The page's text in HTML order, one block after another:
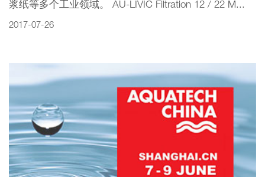
浆纸等多个工业领域。 AU-LIVIC Filtration 12 / 22 M...
2017-07-26